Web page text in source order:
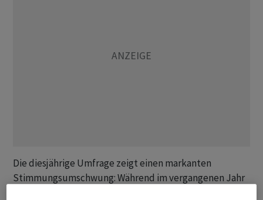
Die diesjährige Umfrage zeigt einen markanten
Stimmungsumschwung: Während im vergangenen Jahr